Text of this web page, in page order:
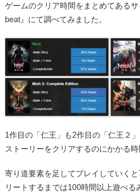
ゲームのクリア時間をまとめてある
beat』にて調べてみました。
1作目の「仁王」も2作目の「仁王２
ストーリーをクリアするのにかかる時
寄り道要素を足してプレイしていく
リートするまでは100時間以上遊べる